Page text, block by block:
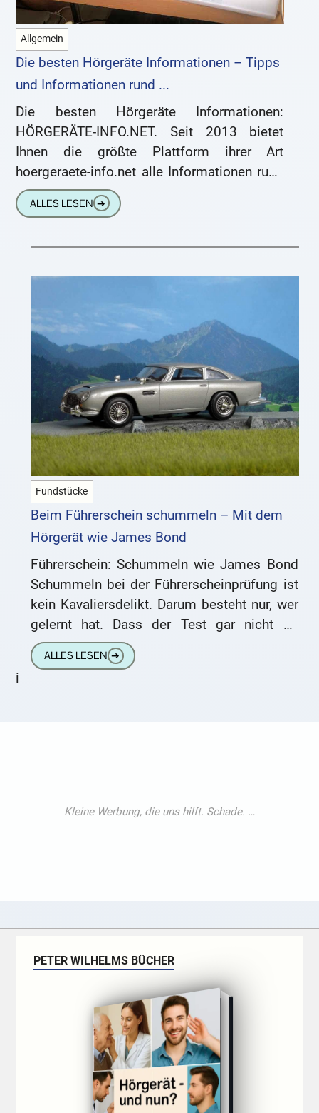
Allgemein
Die besten Hörgeräte Informationen – Tipps
und Informationen rund ...
Die besten Hörgeräte Informationen:
HÖRGERÄTE-INFO.NET. Seit 2013 bietet
Ihnen die größte Plattform ihrer Art
hoergeraete-info.net alle Informationen rund
ums Hören und Hörgeräte. Wir konzentrieren
uns ausschließlich auf diese
ALLES LESEN ➔
Fundstücke
Beim Führerschein schummeln – Mit dem
Hörgerät wie James Bond
Führerschein: Schummeln wie James Bond
Schummeln bei der Führerscheinprüfung ist
kein Kavaliersdelikt. Darum besteht nur, wer
gelernt hat. Dass der Test gar nicht so
einfach ist, hat Judith Sam, Redakteurin
ALLES LESEN ➔
i
PETER WILHELMS BÜCHER